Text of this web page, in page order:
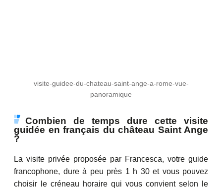
visite-guidee-du-chateau-saint-ange-a-rome-vue-
panoramique
Combien de temps dure cette visite
guidée en français du château Saint Ange
?
La visite privée proposée par Francesca, votre guide
francophone, dure à peu près 1 h 30 et vous pouvez
choisir le créneau horaire qui vous convient selon le